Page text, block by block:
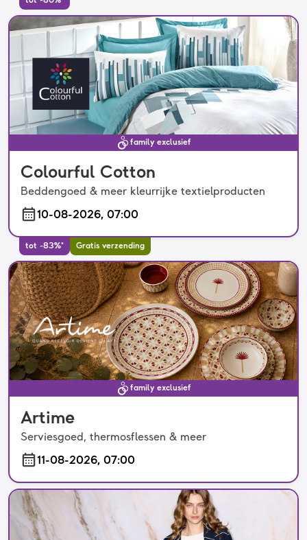
family exclusief
Colourful Cotton
Beddengoed & meer kleurrijke textielproducten
10-08-2026, 07:00
tot -83%* Gratis verzending
family exclusief
Artime
Serviesgoed, thermosflessen & meer
11-08-2026, 07:00